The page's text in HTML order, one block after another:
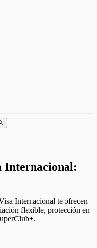
Internacional:
Internacional te ofrecen
flexible, protección en